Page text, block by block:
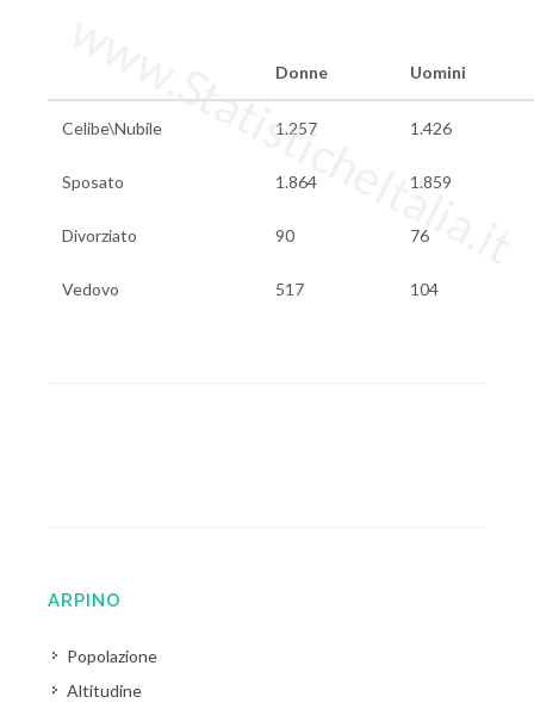
Donne Uomini
Celibe\Nubile 1.257 1.426
Sposato 1.864 1.859
Divorziato 90 76
Vedovo 517 104
www.StatisticheItalia.it
ARPINO
Popolazione
Altitudine